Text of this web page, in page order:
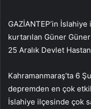
GAZİANTEP’in
kurtarılan Güner
25 Aralık Devlet
Kahramanmaraş’ta 6
depremden en çok
İslahiye ilçesinde çok